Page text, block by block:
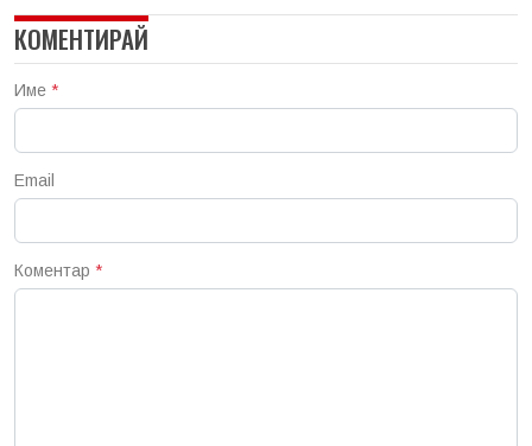
КОМЕНТИРАЙ
Име *
Email
Коментар *